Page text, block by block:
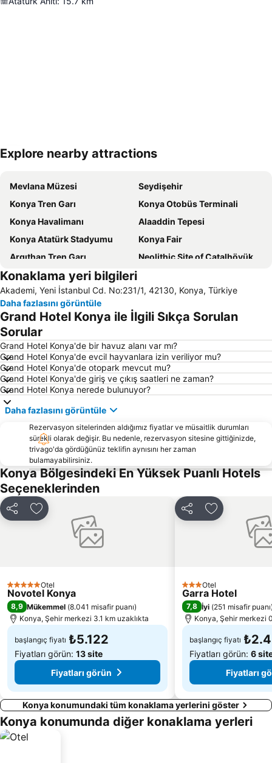
Haritayı genişlet
Explore nearby attractions
Mevlana Müzesi
Seydişehir
Konya Tren Garı
Konya Otobüs Terminali
Konya Havalimanı
Alaaddin Tepesi
Konya Atatürk Stadyumu
Konya Fair
Argıthan Tren Garı
Neolithic Site of Çatalhöyük
Nasreddin Hodja Festival
Konaklama yeri bilgileri
Akademi, Yeni İstanbul Cd. No:231/1, 42130, Konya, Türkiye
Daha fazlasını görüntüle
Grand Hotel Konya ile İlgili Sıkça Sorulan
Sorular
Grand Hotel Konya'de bir havuz alanı var mı?
Grand Hotel Konya'de evcil hayvanlara izin veriliyor mu?
Grand Hotel Konya'de otopark mevcut mu?
Grand Hotel Konya'de giriş ve çıkış saatleri ne zaman?
Grand Hotel Konya nerede bulunuyor?
Daha fazlasını görüntüle
Rezervasyon sitelerinden aldığımız fiyatlar ve müsaitlik durumları
sürekli olarak değişir. Bu nedenle, rezervasyon sitesine gittiğinizde,
trivago'da gördüğünüz teklifin aynısını her zaman
bulamayabilirsiniz.
Konya Bölgesindeki En Yüksek Puanlı Hotels
Seçeneklerinden
Paylaş Favorilerime ekle
5 Yıldız Otel
Novotel Konya
8,9 Mükemmel (8.041 misafir puanı)
Konya, Şehir merkezi 3.1 km uzaklıkta
başlangıç fiyatı ₺5.122
Fiyatları görün: 13 site
Fiyatları görün
Paylaş Favorilerime
3 YıldızOtel
Garra Hotel
7,8 İyi (251 misafir puanı
Konya, Şehir merkezi
başlangıç fiyatı
Fiyatları görün: 6
Fiyatları
Konya konumundaki tüm konaklama yerlerini göster
Konya konumunda diğer konaklama yerleri